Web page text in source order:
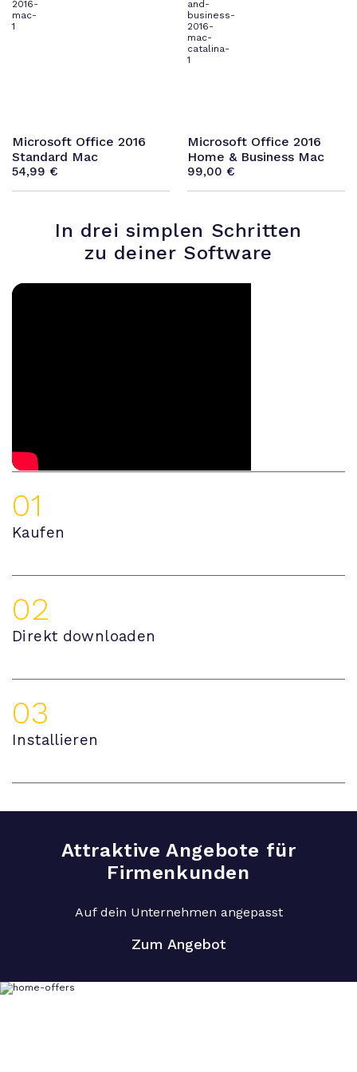
Microsoft Office 2016
Standard Mac
54,99 €
Microsoft Office 2016
Home & Business Mac
99,00€
In drei simplen Schritten
zu deiner Software
01
Kaufen
02
Direkt downloaden
03
Installieren
Attraktive Angebote für
Firmenkunden
Auf dein Unternehmen angepasst
Zum Angebot